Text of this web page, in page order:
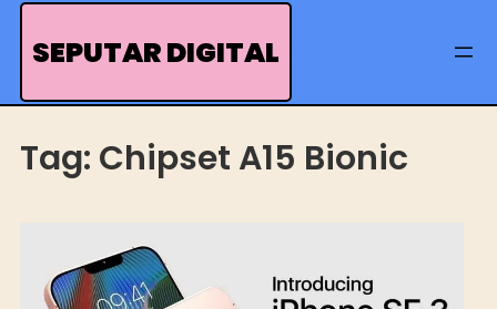
Skip
SEPUTAR DIGITAL
Tag: Chipset A15 Bionic